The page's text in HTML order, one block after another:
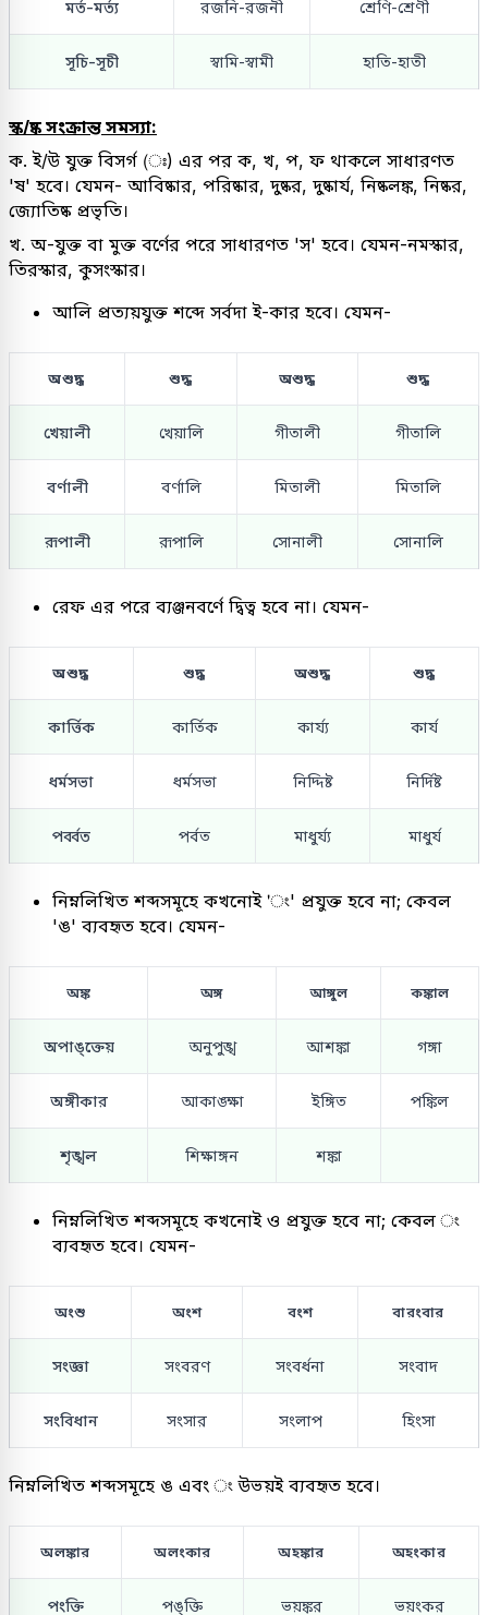
মর্ত-মর্ত্য রজনি-রজনী শ্রেণি-শ্রেণী
সূচি-সূচী স্বামি-স্বামী হাতি-হাতী
স্ক/ষ্ক সংক্রান্ত সমস্যা:
ক. ই/উ যুক্ত বিসর্গ (ঃ) এর পর ক, খ, প, ফ থাকলে সাধারণত
'ষ' হবে। যেমন- আবিষ্কার, পরিষ্কার, দুষ্কর, দুষ্কার্য, নিষ্কলঙ্ক, নিষ্কর,
জ্যোতিষ্ক প্রভৃতি।
খ. অ-যুক্ত বা মুক্ত বর্ণের পরে সাধারণত 'স' হবে। যেমন-নমস্কার,
তিরস্কার, কুসংস্কার।
আলি প্রত্যয়যুক্ত শব্দে সর্বদা ই-কার হবে। যেমন-
অশুদ্ধ শুদ্ধ অশুদ্ধ শুদ্ধ
খেয়ালী খেয়ালি গীতালী গীতালি
বর্ণালী বর্ণালি মিতালী মিতালি
রূপালী রূপালি সোনালী সোনালি
রেফ এর পরে ব্যঞ্জনবর্ণে দ্বিত্ব হবে না। যেমন-
অশুদ্ধ শুদ্ধ অশুদ্ধ শুদ্ধ
কার্ত্তিক কার্তিক কার্য্য কার্য
ধর্মসভা ধর্মসভা নিদ্দিষ্ট নির্দিষ্ট
পর্ব্বত পর্বত মাধুর্য্য মাধুর্য
নিম্নলিখিত শব্দসমূহে কখনোই 'ং' প্রযুক্ত হবে না; কেবল
'ঙ' ব্যবহৃত হবে। যেমন-
অঙ্ক অঙ্গ আঙ্গুল কঙ্কাল
অপাঙ্ক্তেয় অনুপুঙ্খ আশঙ্কা গঙ্গা
অঙ্গীকার আকাঙ্ক্ষা ইঙ্গিত পঙ্কিল
শৃঙ্খল শিক্ষাঙ্গন শঙ্কা
নিম্নলিখিত শব্দসমূহে কখনোই ও প্রযুক্ত হবে না; কেবল ং
ব্যবহৃত হবে। যেমন-
অংশু অংশ বংশ বারংবার
সংজ্ঞা সংবরণ সংবর্ধনা সংবাদ
সংবিধান সংসার সংলাপ হিংসা
নিম্নলিখিত শব্দসমূহে ঙ এবং ং উভয়ই ব্যবহৃত হবে।
অলঙ্কার অলংকার অহঙ্কার অহংকার
পংক্তি পঙ্ক্তি ভয়ঙ্কর ভয়ংকর